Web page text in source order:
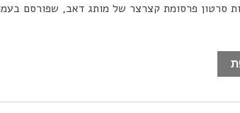
סרטון פרסומת קצרצר של מותג דאב, שפורסם